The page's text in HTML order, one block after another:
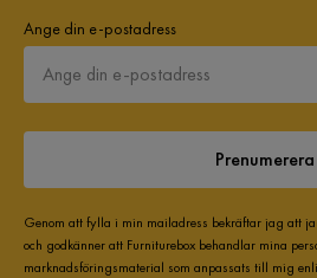
Ange din e-postadress
Prenumerera
Genom att fylla i min mailadress bekräftar jag att
och godkänner att Furniturebox behandlar mina
marknadsföringsmaterial som anpassats till mig